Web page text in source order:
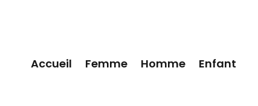
Accueil Femme Homme Enfant